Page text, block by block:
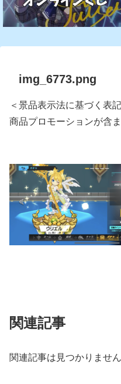
img_6773.png
＜景品表示法に基づく表
商品プロモーションが含
関連記事
関連記事は見つかりません